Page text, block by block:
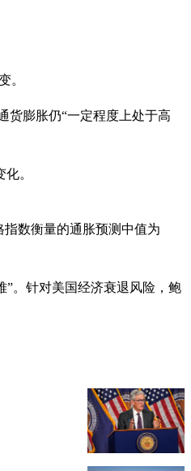
。
货膨胀仍“一定程度上处于高
。
数衡量的通胀预测中值为
”。针对美国经济衰退风险，鲍